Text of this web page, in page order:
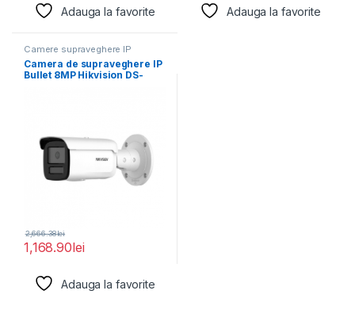
Adauga la favorite Adauga la favorite
Camere supraveghere IP
Camera de supraveghere IP
Bullet 8MP Hikvision DS-
1,168.90lei
2,666.38lei
Adauga la favorite